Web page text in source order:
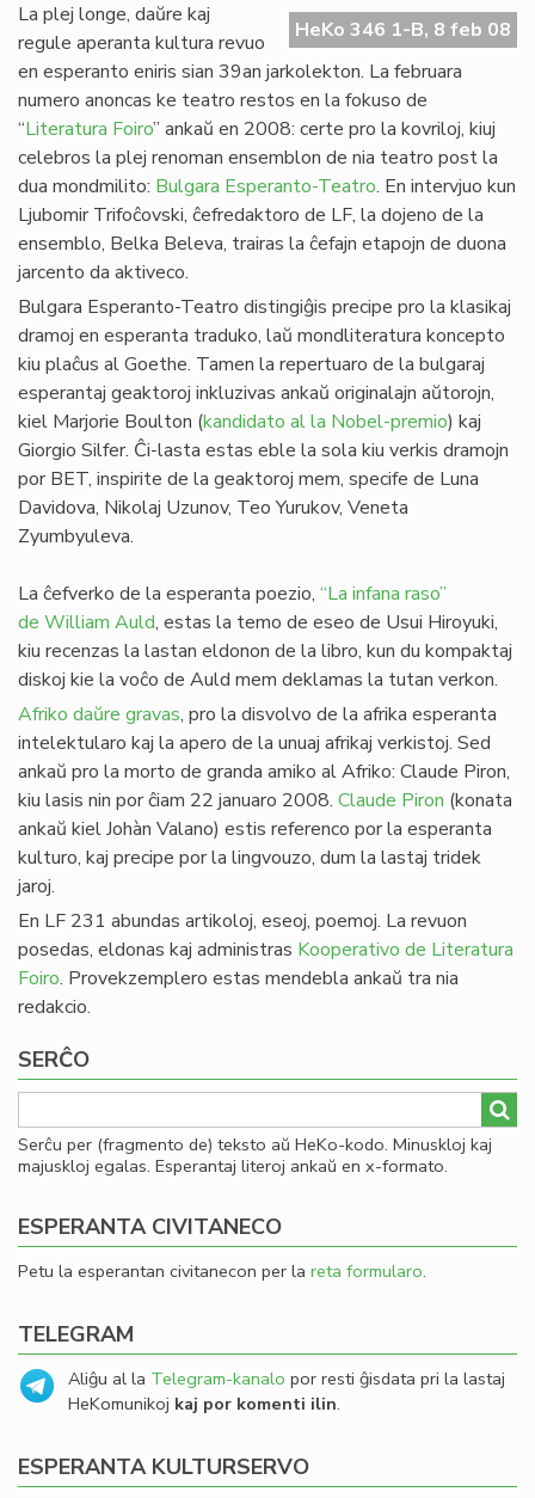
HeKo 346 1-B, 8 feb 08
La plej longe, daŭre kaj
regule aperanta kultura revuo
en esperanto eniris sian 39an jarkolekton. La februara
numero anoncas ke teatro restos en la fokuso de
“Literatura Foiro” ankaŭ en 2008: certe pro la kovriloj, kiuj
celebros la plej renoman ensemblon de nia teatro post la
dua mondmilito: Bulgara Esperanto-Teatro. En intervjuo kun
Ljubomir Trifoĉovski, ĉefredaktoro de LF, la dojeno de la
ensemblo, Belka Beleva, trairas la ĉefajn etapojn de duona
jarcento da aktiveco.
Bulgara Esperanto-Teatro distingiĝis precipe pro la klasikaj
dramoj en esperanta traduko, laŭ mondliteratura koncepto
kiu plaĉus al Goethe. Tamen la repertuaro de la bulgaraj
esperantaj geaktoroj inkluzivas ankaŭ originalajn aŭtorojn,
kiel Marjorie Boulton (kandidato al la Nobel-premio) kaj
Giorgio Silfer. Ĉi-lasta estas eble la sola kiu verkis dramojn
por BET, inspirite de la geaktoroj mem, specife de Luna
Davidova, Nikolaj Uzunov, Teo Yurukov, Veneta
Zyumbyuleva.
La ĉefverko de la esperanta poezio, “La infana raso”
de William Auld, estas la temo de eseo de Usui Hiroyuki,
kiu recenzas la lastan eldonon de la libro, kun du kompaktaj
diskoj kie la voĉo de Auld mem deklamas la tutan verkon.
Afriko daŭre gravas, pro la disvolvo de la afrika esperanta
intelektularo kaj la apero de la unuaj afrikaj verkistoj. Sed
ankaŭ pro la morto de granda amiko al Afriko: Claude Piron,
kiu lasis nin por ĉiam 22 januaro 2008. Claude Piron (konata
ankaŭ kiel Johàn Valano) estis referenco por la esperanta
kulturo, kaj precipe por la lingvouzo, dum la lastaj tridek
jaroj.
En LF 231 abundas artikoloj, eseoj, poemoj. La revuon
posedas, eldonas kaj administras Kooperativo de Literatura
Foiro. Provekzemplero estas mendebla ankaŭ tra nia
redakcio.
SERĈO
Serĉu per (fragmento de) teksto aŭ HeKo-kodo. Minuskloj kaj
majuskloj egalas. Esperantaj literoj ankaŭ en x-formato.
ESPERANTA CIVITANECO
Petu la esperantan civitanecon per la reta formularo.
TELEGRAM
Aliĝu al la Telegram-kanalo por resti ĝisdata pri la lastaj
HeKomunikoj kaj por komenti ilin.
ESPERANTA KULTURSERVO